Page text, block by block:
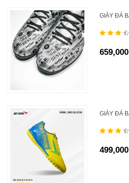
GIÀY ĐÁ
GIÀY ĐÁ